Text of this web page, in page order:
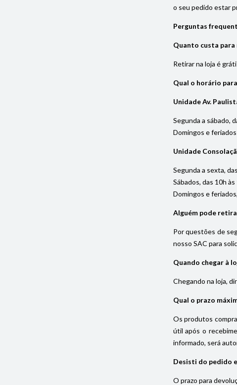
o seu pedido estar
Perguntas
Quanto custa
Retirar na loja é
Qual o horário
Unidade Av.
Segunda a sábado,
Domingos e
Unidade
Segunda a sexta,
Sábados, das 10h às
Domingos e
Alguém pode
Por questões de
nosso SAC para
Quando chegar à
Chegando na loja,
Qual o prazo
Os produtos
útil após o
informado, será
Desisti do pedido
O prazo para